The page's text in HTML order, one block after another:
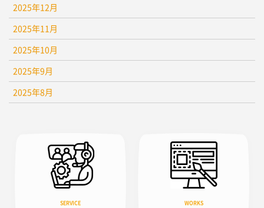
2025年12月
2025年11月
2025年10月
2025年9月
2025年8月